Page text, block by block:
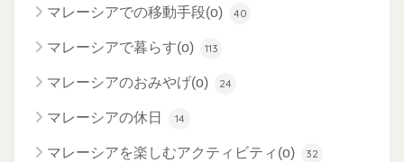
マレーシアでの移動手段(o) 40
マレーシアで暮らす(o) 113
マレーシアのおみやげ(o) 24
マレーシアの休日 14
マレーシアを楽しむアクティビティ(o) 32